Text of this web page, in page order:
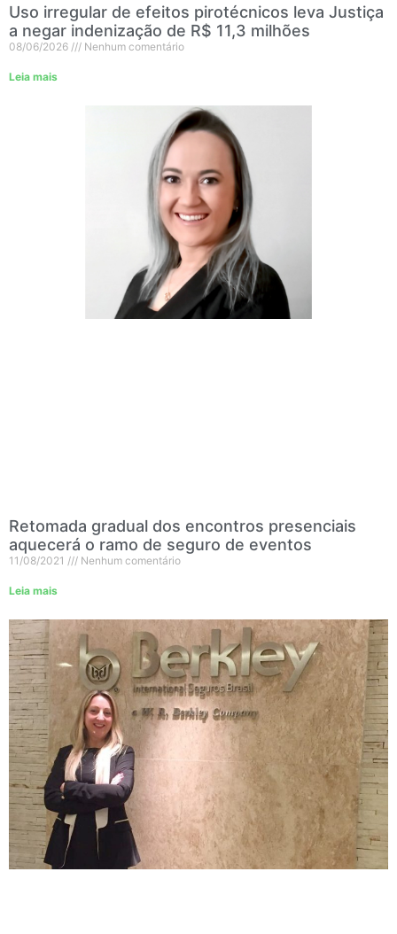
Uso irregular de efeitos pirotécnicos leva Justiça
a negar indenização de R$ 11,3 milhões
08/06/2026 Nenhum comentário
Leia mais
Retomada gradual dos encontros presenciais
aquecerá o ramo de seguro de eventos
11/08/2021 Nenhum comentário
Leia mais